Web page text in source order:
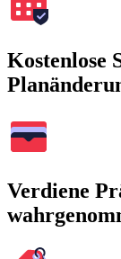
Kostenlose
Verdiene